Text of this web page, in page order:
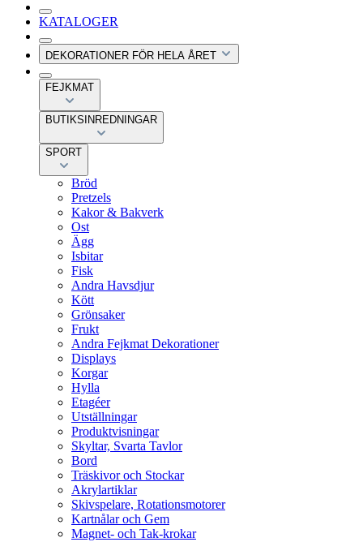
KATALOGER
DEKORATIONER FÖR HELA ÅRET
FEJKMAT
BUTIKSINREDNINGAR
SPORT
Bröd
Pretzels
Kakor & Bakverk
Ost
Ägg
Isbitar
Fisk
Andra Havsdjur
Kött
Grönsaker
Frukt
Andra Fejkmat Dekorationer
Displays
Korgar
Hylla
Etagéer
Utställningar
Produktvisningar
Skyltar, Svarta Tavlor
Bord
Träskivor och Stockar
Akrylartiklar
Skivspelare, Rotationsmotorer
Kartnålar och Gem
Magnet- och Tak-krokar